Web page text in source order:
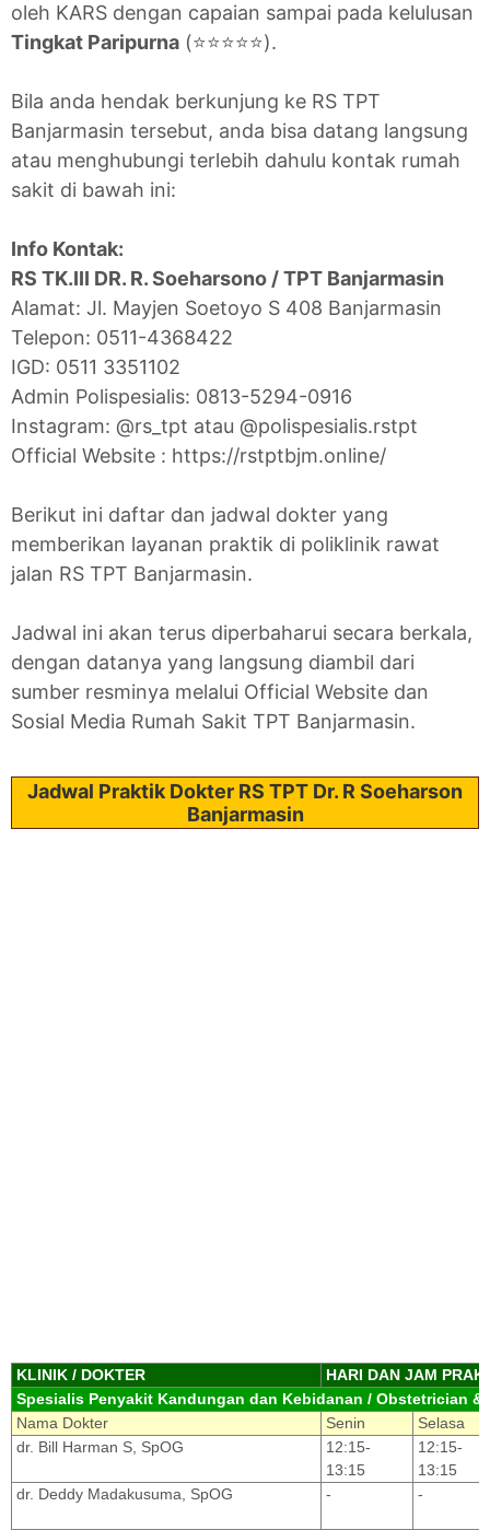
oleh KARS dengan capaian sampai pada kelulusan
Tingkat Paripurna (⭐⭐⭐⭐⭐).
Bila anda hendak berkunjung ke RS TPT
Banjarmasin tersebut, anda bisa datang langsung
atau menghubungi terlebih dahulu kontak rumah
sakit di bawah ini:
Info Kontak:
RS TK.III DR. R. Soeharsono / TPT Banjarmasin
Alamat: Jl. Mayjen Soetoyo S 408 Banjarmasin
Telepon: 0511-4368422
IGD: 0511 3351102
Admin Polispesialis: 0813-5294-0916
Instagram: @rs_tpt atau @polispesialis.rstpt
Official Website : https://rstptbjm.online/
Berikut ini daftar dan jadwal dokter yang
memberikan layanan praktik di poliklinik rawat
jalan RS TPT Banjarmasin.
Jadwal ini akan terus diperbaharui secara berkala,
dengan datanya yang langsung diambil dari
sumber resminya melalui Official Website dan
Sosial Media Rumah Sakit TPT Banjarmasin.
Jadwal Praktik Dokter RS TPT Dr. R Soeharson
Banjarmasin
KLINIK / DOKTER
HARI DAN JAM
Spesialis Penyakit Kandungan dan Kebidanan / Obstetrician
Nama Dokter
Senin
Selasa
dr. Bill Harman S, SpOG
12:15-
13:15
12:15-
13:15
dr. Deddy Madakusuma, SpOG
- -